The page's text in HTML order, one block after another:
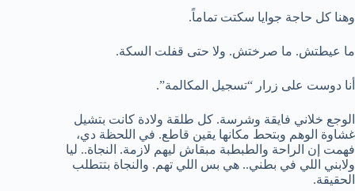
وهنا كل حاجة جوايا سكتت تماماً.
ما عيطتش. ما صرختش. ولا حتى قفلت السكة.
أنا دوست على زرار “تسجيل المكالمة”.
الوجع خلاني فايقة وشرسة. كل طلقة ولادة كانت بتشيل
غشاوة الوهم وبتحط مكانها يقين قاطع. في اللحظة دي،
فهمت إن الراحة والطبطبة مبقاش ليهم لازمة. النجاة.. ليا
ولابني اللي في بطني.. هي بس اللي تهم. والنجاة بتتطلب
الحقيقة.